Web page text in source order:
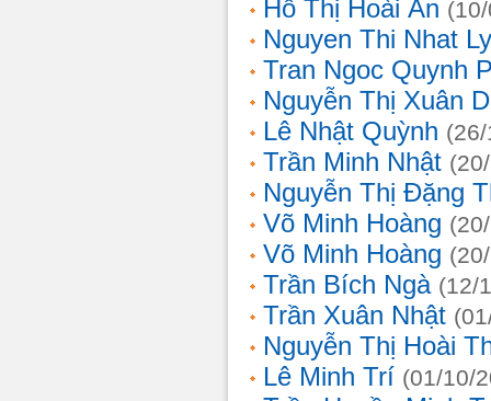
Hồ Thị Hoài Ân
Nguyen Thi Nhat Ly
Tran Ngoc Quynh
Nguyễn Thị Xuân
Lê Nhật Quỳnh
Trần Minh Nhật
Nguyễn Thị Đặng
Võ Minh Hoàng
Võ Minh Hoàng
Trần Bích Ngà (12/
Trần Xuân Nhật
Nguyễn Thị Hoài
Lê Minh Trí (01/10/